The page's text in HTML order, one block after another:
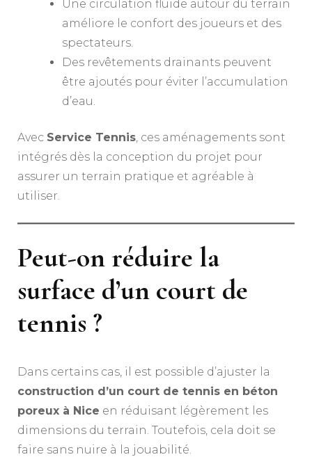
Une circulation fluide autour du terrain
améliore le confort des joueurs et des
spectateurs.
Des revêtements drainants peuvent
être ajoutés pour éviter l’accumulation
d’eau.
Avec Service Tennis , ces aménagements sont
intégrés dès la conception du projet pour
assurer un terrain pratique et agréable à
utiliser.
Peut-on réduire la
surface d’un court de
tennis ?
Dans certains cas, il est possible d’ajuster la
construction d’un court de tennis en béton
poreux à Nice en réduisant légèrement les
dimensions du terrain. Toutefois, cela doit se
faire sans nuire à la jouabilité.